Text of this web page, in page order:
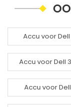
Accu voor Dell
Accu voor Dell
Accu voor Dell